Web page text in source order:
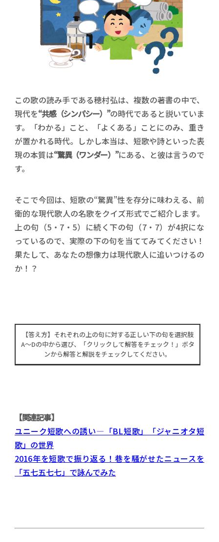
この歌の読み手である穂村弘は、複数の著書の中で、
現代を“共感（シンパシー）”の時代であると説いていま
す。「わかる」こと、「よくある」ことにのみ、重き
が置かれる時代。しかし本当は、短歌や詩といった表
現の本質は“驚異（ワンダー）”にある、と彼は言うので
す。
そこで今回は、短歌の“驚異”性を存分に味わえる、前
衛的な現代歌人の名歌をクイズ形式でご紹介します。
上の句（5・7・5）に続く下の句（7・7）が4択にな
っているので、実際の下の句を当ててみてください！
果たして、あなたの想像力は現代歌人に追いつけるの
か！？
【答え方】それぞれの上の句に対する正しい下の句を選択肢
A〜Dの中から選び、「クリックして解答をチェック！」ボタ
ンから解答と解説をチェックしてください。
【関連記事】
ユニーク短歌への誘い―「BL短歌」「ジャニオタ短
歌」の世界
2016年を短歌で振り返る！巷を騒がせたニュースを
「五七五七七」で詠んでみた